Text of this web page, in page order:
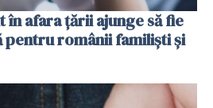
afara țării ajunge să fie
românii familiști și